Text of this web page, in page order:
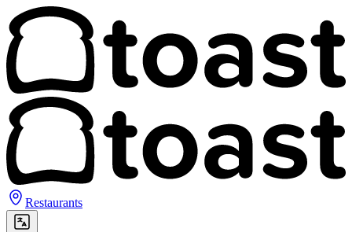
Restaurants